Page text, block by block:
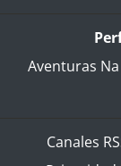
Aventuras
Canales